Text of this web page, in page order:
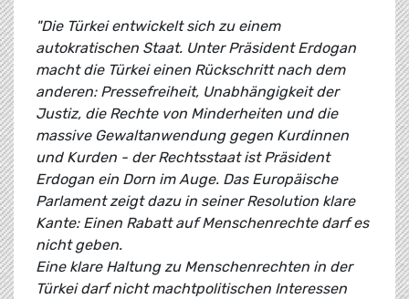
"Die Türkei entwickelt sich zu einem
autokratischen Staat. Unter Präsident Erdogan
macht die Türkei einen Rückschritt nach dem
anderen: Pressefreiheit, Unabhängigkeit der
Justiz, die Rechte von Minderheiten und die
massive Gewaltanwendung gegen Kurdinnen
und Kurden - der Rechtsstaat ist Präsident
Erdogan ein Dorn im Auge. Das Europäische
Parlament zeigt dazu in seiner Resolution klare
Kante: Einen Rabatt auf Menschenrechte darf es
nicht geben.
Eine klare Haltung zu Menschenrechten in der
Türkei darf nicht machtpolitischen Interessen